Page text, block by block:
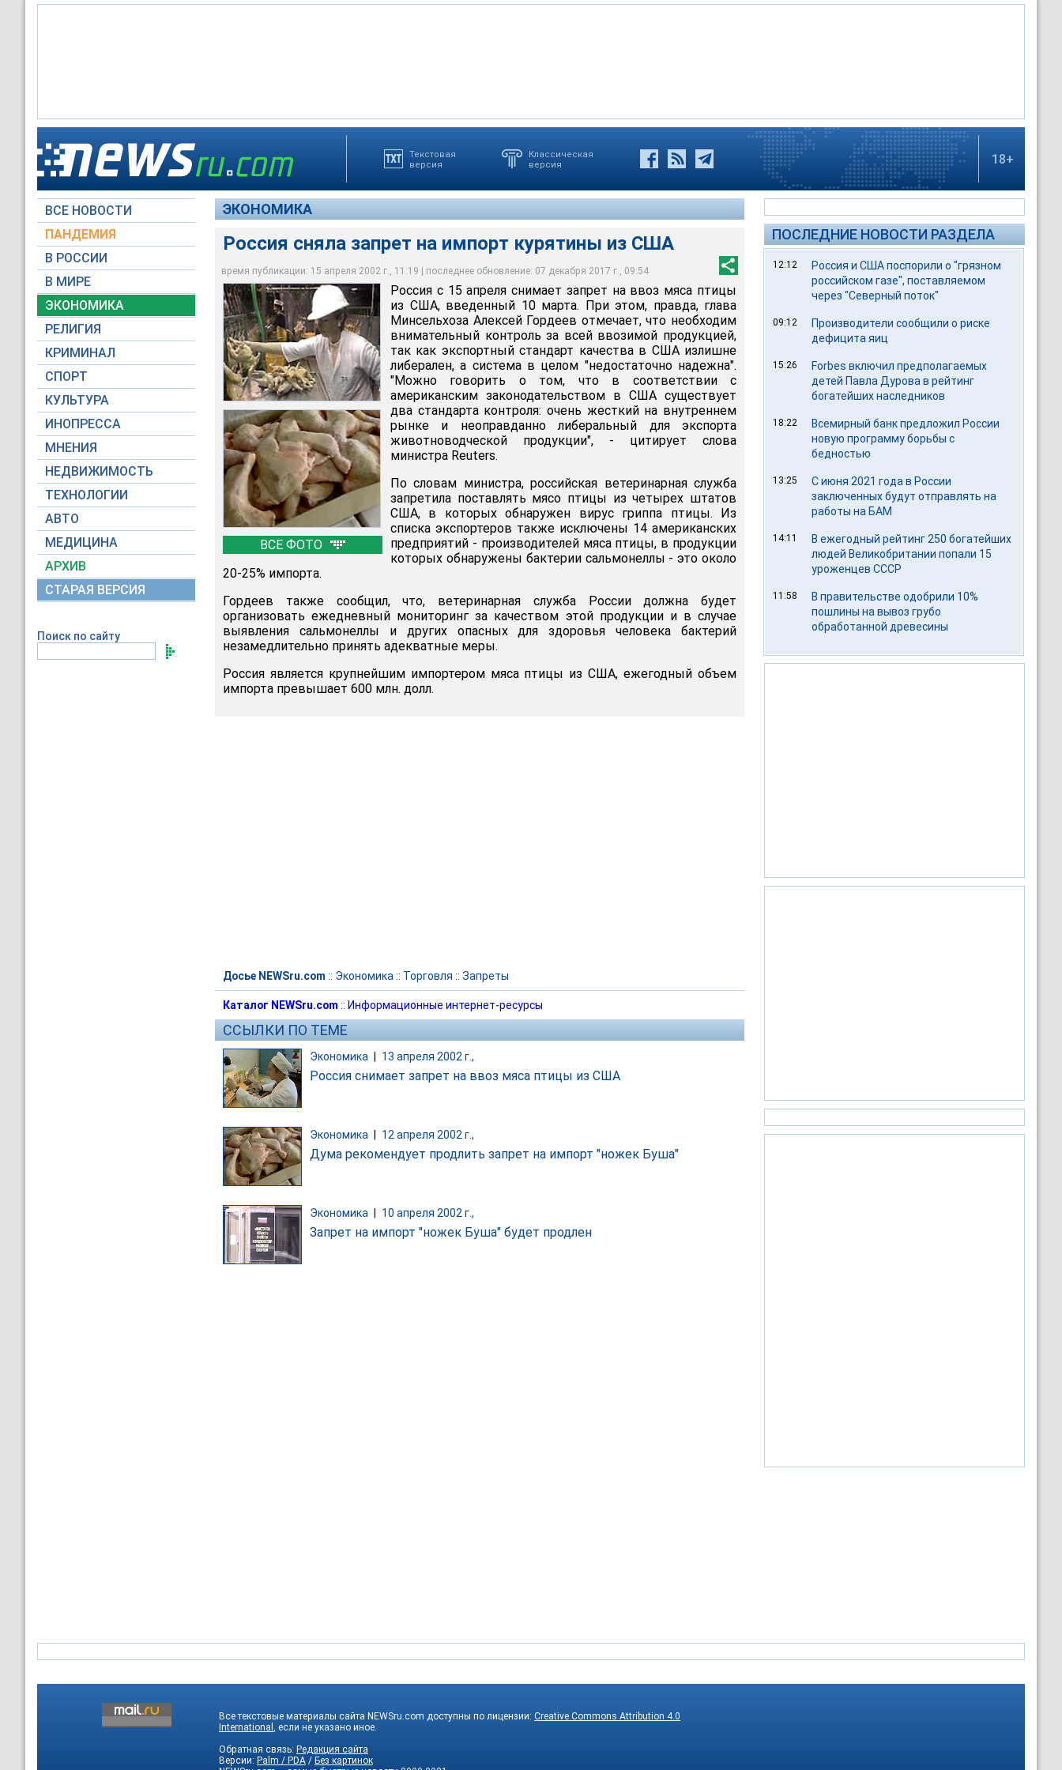
Текстовая
версия
Классическая
версия
18+
ВСЕ НОВОСТИ
ПАНДЕМИЯ
В РОССИИ
В МИРЕ
ЭКОНОМИКА
РЕЛИГИЯ
КРИМИНАЛ
СПОРТ
КУЛЬТУРА
ИНОПРЕССА
МНЕНИЯ
НЕДВИЖИМОСТЬ
ТЕХНОЛОГИИ
АВТО
МЕДИЦИНА
АРХИВ
СТАРАЯ ВЕРСИЯ
Поиск по сайту
ЭКОНОМИКА
Россия сняла запрет на импорт курятины из США
время публикации: 15 апреля 2002 г., 11:19 | последнее обновление: 07 декабря 2017 г., 09:54
ВСЕ ФОТО
Россия сняла запрет на импорт курятины из США
Архив NTVRU.com
Российская ветслужба запретила поставлять мясо птицы из четырех штатов США, в
которых обнаружен вирус гриппа птицы
Архив NTVRU.com
Россия является крупнейшим импортером мяса птицы из США
Архив NTVRU.com
Россия с 15 апреля снимает запрет на ввоз мяса птицы
из США, введенный 10 марта. При этом, правда, глава
Минсельхоза Алексей Гордеев отмечает, что необходим
внимательный контроль за всей ввозимой продукцией,
так как экспортный стандарт качества в США излишне
либерален, а система в целом "недостаточно надежна".
"Можно говорить о том, что в соответствии с
американским законодательством в США существует
два стандарта контроля: очень жесткий на внутреннем
рынке и неоправданно либеральный для экспорта
животноводческой продукции", - цитирует слова
министра Reuters.
По словам министра, российская ветеринарная служба
запретила поставлять мясо птицы из четырех штатов
США, в которых обнаружен вирус гриппа птицы. Из
списка экспортеров также исключены 14 американских
предприятий - производителей мяса птицы, в продукции
которых обнаружены бактерии сальмонеллы - это около
20-25% импорта.
Гордеев также сообщил, что, ветеринарная служба России должна будет
организовать ежедневный мониторинг за качеством этой продукции и в случае
выявления сальмонеллы и других опасных для здоровья человека бактерий
незамедлительно принять адекватные меры.
Россия является крупнейшим импортером мяса птицы из США, ежегодный объем
импорта превышает 600 млн. долл.
Досье NEWSru.com :: Экономика :: Торговля :: Запреты
Каталог NEWSru.com :: Информационные интернет-ресурсы
ССЫЛКИ ПО ТЕМЕ
Экономика 13 апреля 2002 г.,
Россия снимает запрет на ввоз мяса птицы из США
Экономика 12 апреля 2002 г.,
Дума рекомендует продлить запрет на импорт "ножек Буша"
Экономика 10 апреля 2002 г.,
Запрет на импорт "ножек Буша" будет продлен
ПОСЛЕДНИЕ НОВОСТИ РАЗДЕЛА
12:12
Россия и США поспорили о "грязном
российском газе", поставляемом
через "Северный поток"
09:12
Производители сообщили о риске
дефицита яиц
15:26
Forbes включил предполагаемых
детей Павла Дурова в рейтинг
богатейших наследников
18:22
Всемирный банк предложил России
новую программу борьбы с
бедностью
13:25
С июня 2021 года в России
заключенных будут отправлять на
работы на БАМ
14:11
В ежегодный рейтинг 250 богатейших
людей Великобритании попали 15
уроженцев СССР
11:58
В правительстве одобрили 10%
пошлины на вывоз грубо
обработанной древесины
Все текстовые материалы сайта NEWSru.com доступны по лицензии: Creative Commons Attribution 4.0
International , если не указано иное.
Обратная связь: Редакция сайта
Версии: Palm / PDA / Без картинок